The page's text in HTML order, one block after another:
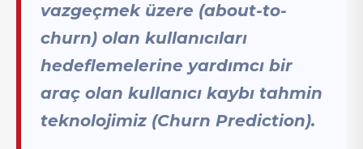
vazgeçmek üzere (about-to-
churn) olan kullanıcıları
hedeflemelerine yardımcı bir
araç olan kullanıcı kaybı tahmin
teknolojimiz (Churn Prediction).